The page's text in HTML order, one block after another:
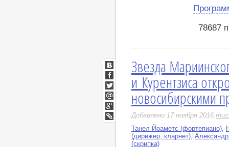
78687
Звезда
и Курентзиса
новосибирскими
Добавлено 17 ноября 2016
Танел Йоаметс (фортепиано),
(дирижер, кларнет),
(скрипка)
ВКонтакте
Facebook
Twitter
Мой
Мир
Google+
LiveJournal